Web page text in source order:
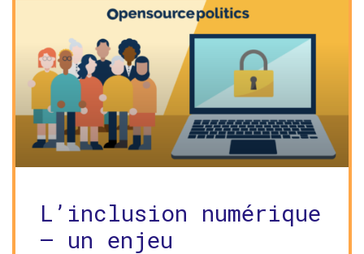
L’inclusion numérique
– un enjeu